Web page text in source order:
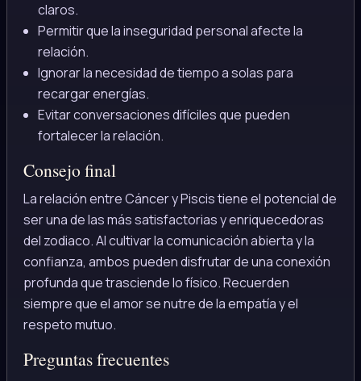
claros.
Permitir que la inseguridad personal afecte la
relación.
Ignorar la necesidad de tiempo a solas para
recargar energías.
Evitar conversaciones difíciles que pueden
fortalecer la relación.
Consejo final
La relación entre Cáncer y Piscis tiene el potencial de
ser una de las más satisfactorias y enriquecedoras
del zodiaco. Al cultivar la comunicación abierta y la
confianza, ambos pueden disfrutar de una conexión
profunda que trasciende lo físico. Recuerden
siempre que el amor se nutre de la empatía y el
respeto mutuo.
Preguntas frecuentes